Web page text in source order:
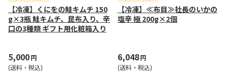
【冷凍】くにをの鮭キムチ 150
g×3瓶 鮭キムチ、昆布入り、辛
口の3種類 ギフト用化粧箱入り
5,000円
(送料・税込)
【冷凍】≪布目≫社長のいかの
塩辛 極 200g×2個
6,048円
(送料・税込)